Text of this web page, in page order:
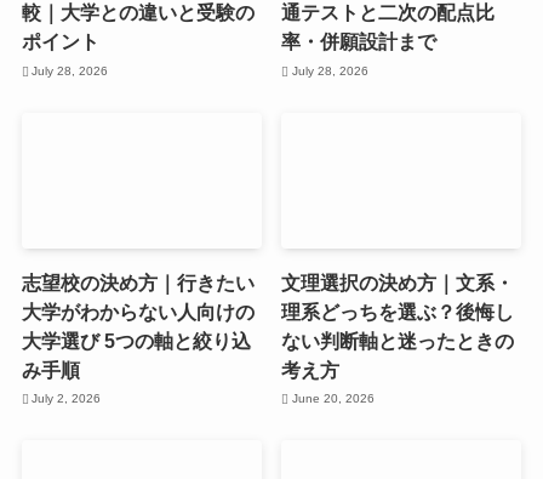
較｜大学との違いと受験の
ポイント
July 28, 2026
通テストと二次の配点比
率・併願設計まで
July 28, 2026
志望校の決め方｜行きたい
大学がわからない人向けの
大学選び 5つの軸と絞り込
み手順
July 2, 2026
文理選択の決め方｜文系・
理系どっちを選ぶ？後悔し
ない判断軸と迷ったときの
考え方
June 20, 2026